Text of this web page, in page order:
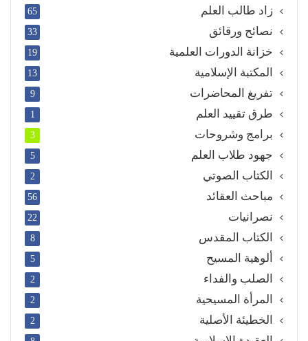
زاد طالب العلم 65
نصائح ورقائق 33
خزانة الدورات العلمية 19
المكتبة الإسلامية 13
تفريغ المحاضرات 9
طرق تقييد العلم 1
برامج وشروحات 3
جهود طلاب العلم 5
الكتاب الصوتي 2
مباحث العقائد 56
نصرانيات 22
الكتاب المقدس 8
ألوهية المسيح 5
الصلب والفداء 2
المرأة المسيحية 2
الخطيئة الأصلية 2